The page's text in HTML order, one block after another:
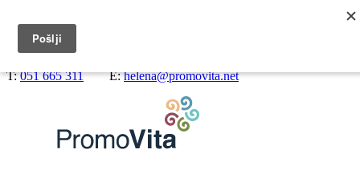
Blog
Kontakt
T:051 665 311 E:helena@promovita.net